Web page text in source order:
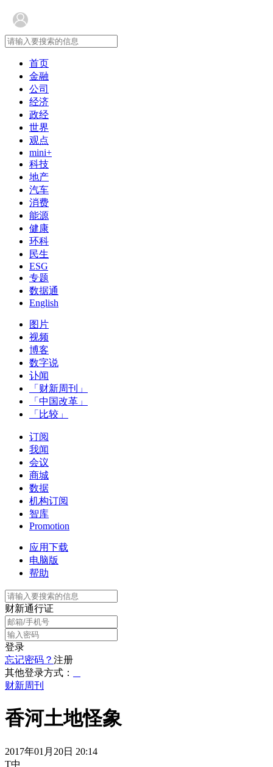
首页
金融
公司
经济
政经
世界
观点
mini+
科技
地产
汽车
消费
能源
健康
环科
民生
ESG
专题
数据通
English
图片
视频
博客
数字说
讣闻
「财新周刊」
「中国改革」
「比较」
订阅
我闻
会议
商城
数据
机构订阅
智库
Promotion
应用下载
电脑版
帮助
财新通行证
登录
忘记密码？ 注册
其他登录方式：
财新周刊
香河土地怪象
2017年01月20日 20:14
T中